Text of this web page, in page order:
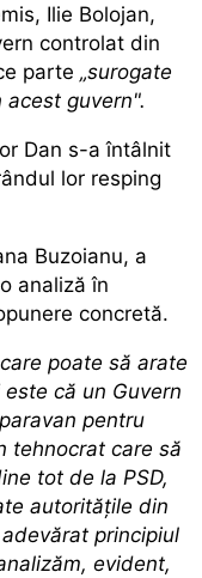
Ilie Bolojan,
controlat din
parte „surogate
guvern".
Dan s-a întâlnit
lor resping
Buzoianu, a
analiză în
concretă.
poate să arate
că un Guvern
pentru
tehnocrat care să
tot de la PSD,
autoritățile din
principiul
evident,